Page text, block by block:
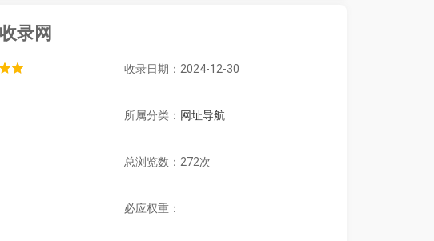
录网
收录日期：2024-12-30
所属分类： 网址导航
总浏览数：272次
必应权重：